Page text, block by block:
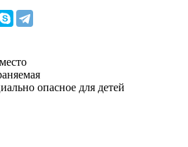
опасное для детей